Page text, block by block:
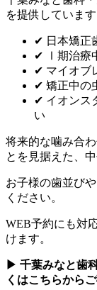
を提供しています
✔ 日本矯正
✔ Ⅰ期治療
✔ マイオブ
✔ 矯正中の
✔ イオンス
い
将来的な噛み合
とを見据えた、
お子様の歯並び
ください。
WEB予約にも対
けます。
▶ 千葉みなと歯
くはこちらから